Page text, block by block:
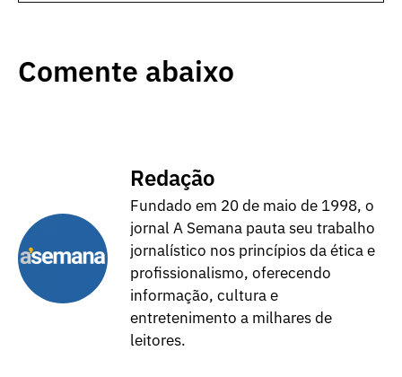
Comente abaixo
Redação
Fundado em 20 de maio de 1998, o
jornal A Semana pauta seu trabalho
jornalístico nos princípios da ética e
profissionalismo, oferecendo
informação, cultura e
entretenimento a milhares de
leitores.